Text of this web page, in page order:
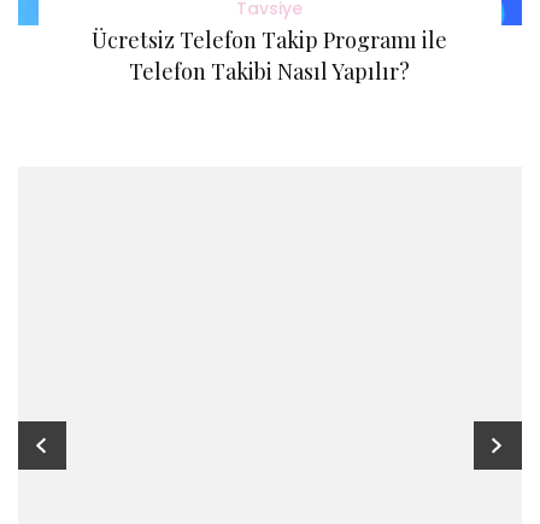
Tavsiye
Ücretsiz Telefon Takip Programı ile
Telefon Takibi Nasıl Yapılır?